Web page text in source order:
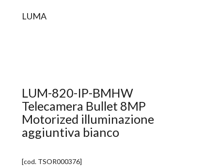
LUMA
LUM-820-IP-BMHW
Telecamera Bullet 8MP
Motorized illuminazione
aggiuntiva bianco
[cod. TSOR000376]